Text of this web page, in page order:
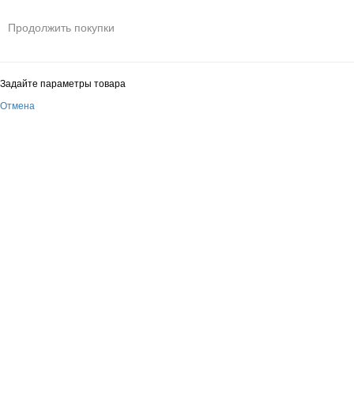
Продолжить покупки
Задайте параметры товара
Отмена